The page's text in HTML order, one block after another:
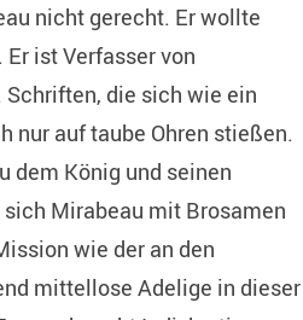
nicht gerecht. Er wollte
ist Verfasser von
Schriften, die sich wie ein
nur auf taube Ohren stießen.
dem König und seinen
Mirabeau mit Brosamen
wie der an den
mittellose Adelige in dieser